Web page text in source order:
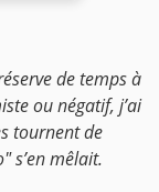
de temps à
ou négatif, j’ai
tournent de
s’en mêlait.